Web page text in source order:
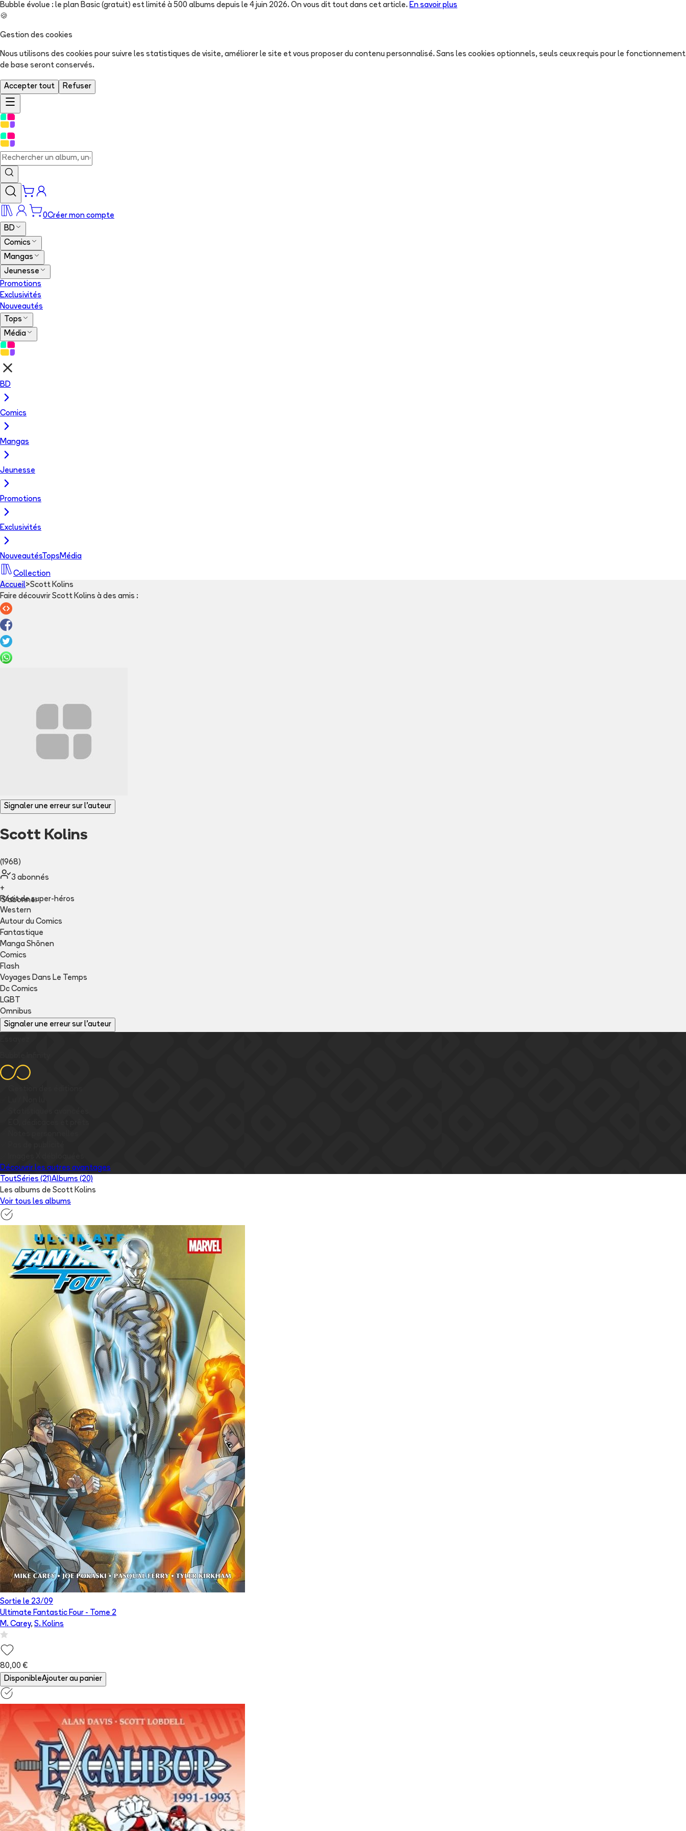
Bubble évolue : le plan Basic (gratuit) est limité à 500 albums depuis le 4 juin 2026. On vous dit tout dans cet article. En savoir plus
🍪
Gestion des cookies
Nous utilisons des cookies pour suivre les statistiques de visite, améliorer le site et vous proposer du contenu personnalisé. Sans les cookies optionnels, seuls ceux requis pour le fonctionnement
de base seront conservés.
Accepter tout Refuser
0Créer mon compte
BD
Comics
Mangas
Jeunesse
Promotions
Exclusivités
Nouveautés
Tops
Média
BD
Comics
Mangas
Jeunesse
Promotions
Exclusivités
NouveautésTops Média
Collection
Accueil>Scott Kolins
Faire découvrir Scott Kolins à des amis :
Signaler une erreur sur l'auteur
Scott Kolins
(1968)
3 abonnés
+
S'abonner
Récit de super-héros
Western
Autour du Comics
Fantastique
Manga Shōnen
Comics
Flash
Voyages Dans Le Temps
Dc Comics
LGBT
Omnibus
Signaler une erreur sur l'auteur
Découvrir les autres avantages
ToutSéries (21)Albums (20)
Les albums de Scott Kolins
Voir tous les albums
Sortie le 23/09
Ultimate Fantastic Four - Tome 2
M. Carey, S. Kolins
80,00 €
DisponibleAjouter au panier